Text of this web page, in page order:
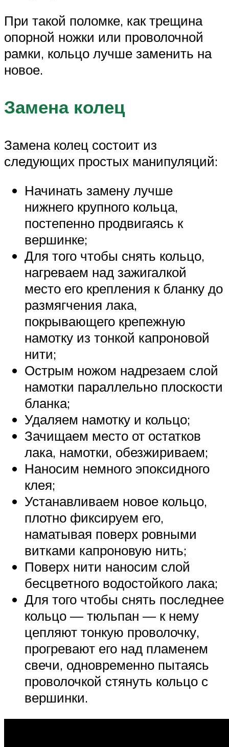
При такой поломке, как трещина
опорной ножки или проволочной
рамки, кольцо лучше заменить на
новое.
Замена колец
Замена колец состоит из
следующих простых манипуляций:
Начинать замену лучше
нижнего крупного кольца,
постепенно продвигаясь к
вершинке;
Для того чтобы снять кольцо,
нагреваем над зажигалкой
место его крепления к бланку до
размягчения лака,
покрывающего крепежную
намотку из тонкой капроновой
нити;
Острым ножом надрезаем слой
намотки параллельно плоскости
бланка;
Удаляем намотку и кольцо;
Зачищаем место от остатков
лака, намотки, обезжириваем;
Наносим немного эпоксидного
клея;
Устанавливаем новое кольцо,
плотно фиксируем его,
наматывая поверх ровными
витками капроновую нить;
Поверх нити наносим слой
бесцветного водостойкого лака;
Для того чтобы снять последнее
кольцо — тюльпан — к нему
цепляют тонкую проволочку,
прогревают его над пламенем
свечи, одновременно пытаясь
проволочкой стянуть кольцо с
вершинки.